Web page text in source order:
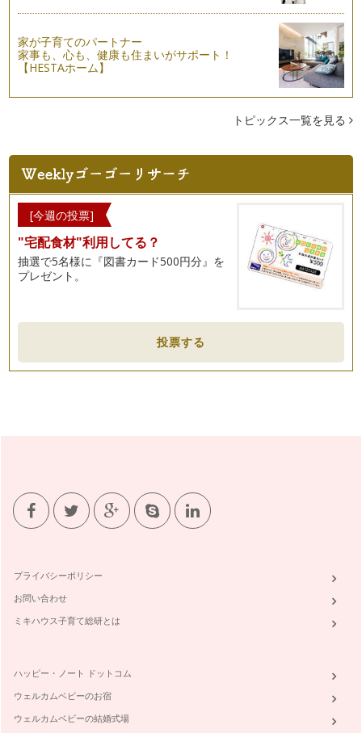
家が子育てのパートナー
家事も、心も、健康も住まいがサポート！
【HESTAホーム】
トピックス一覧を見る
[今週の投票]
"宅配食材"利用してる？
抽選で5名様に『図書カード500円分』を
プレゼント。
投票する
プライバシーポリシー
お問い合わせ
ミキハウス子育て総研とは
ハッピー・ノート ドットコム
ウェルカムベビーのお宿
ウェルカムベビーの結婚式場